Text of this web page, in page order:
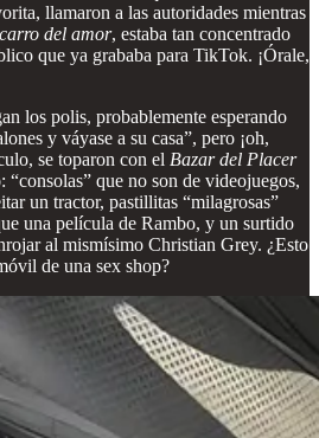
llamaron a las autoridades mientras
carro del amor, estaba tan concentrado
que ya grababa para TikTok. ¡Órale,
los polis, probablemente esperando
y váyase a su casa”, pero ¡oh,
se toparon con el Bazar del Placer
“consolas” que no son de videojuegos,
un tractor, pastillitas “milagrosas”
una película de Rambo, y un surtido
al mismísimo Christian Grey. ¿Esto
de una sex shop?